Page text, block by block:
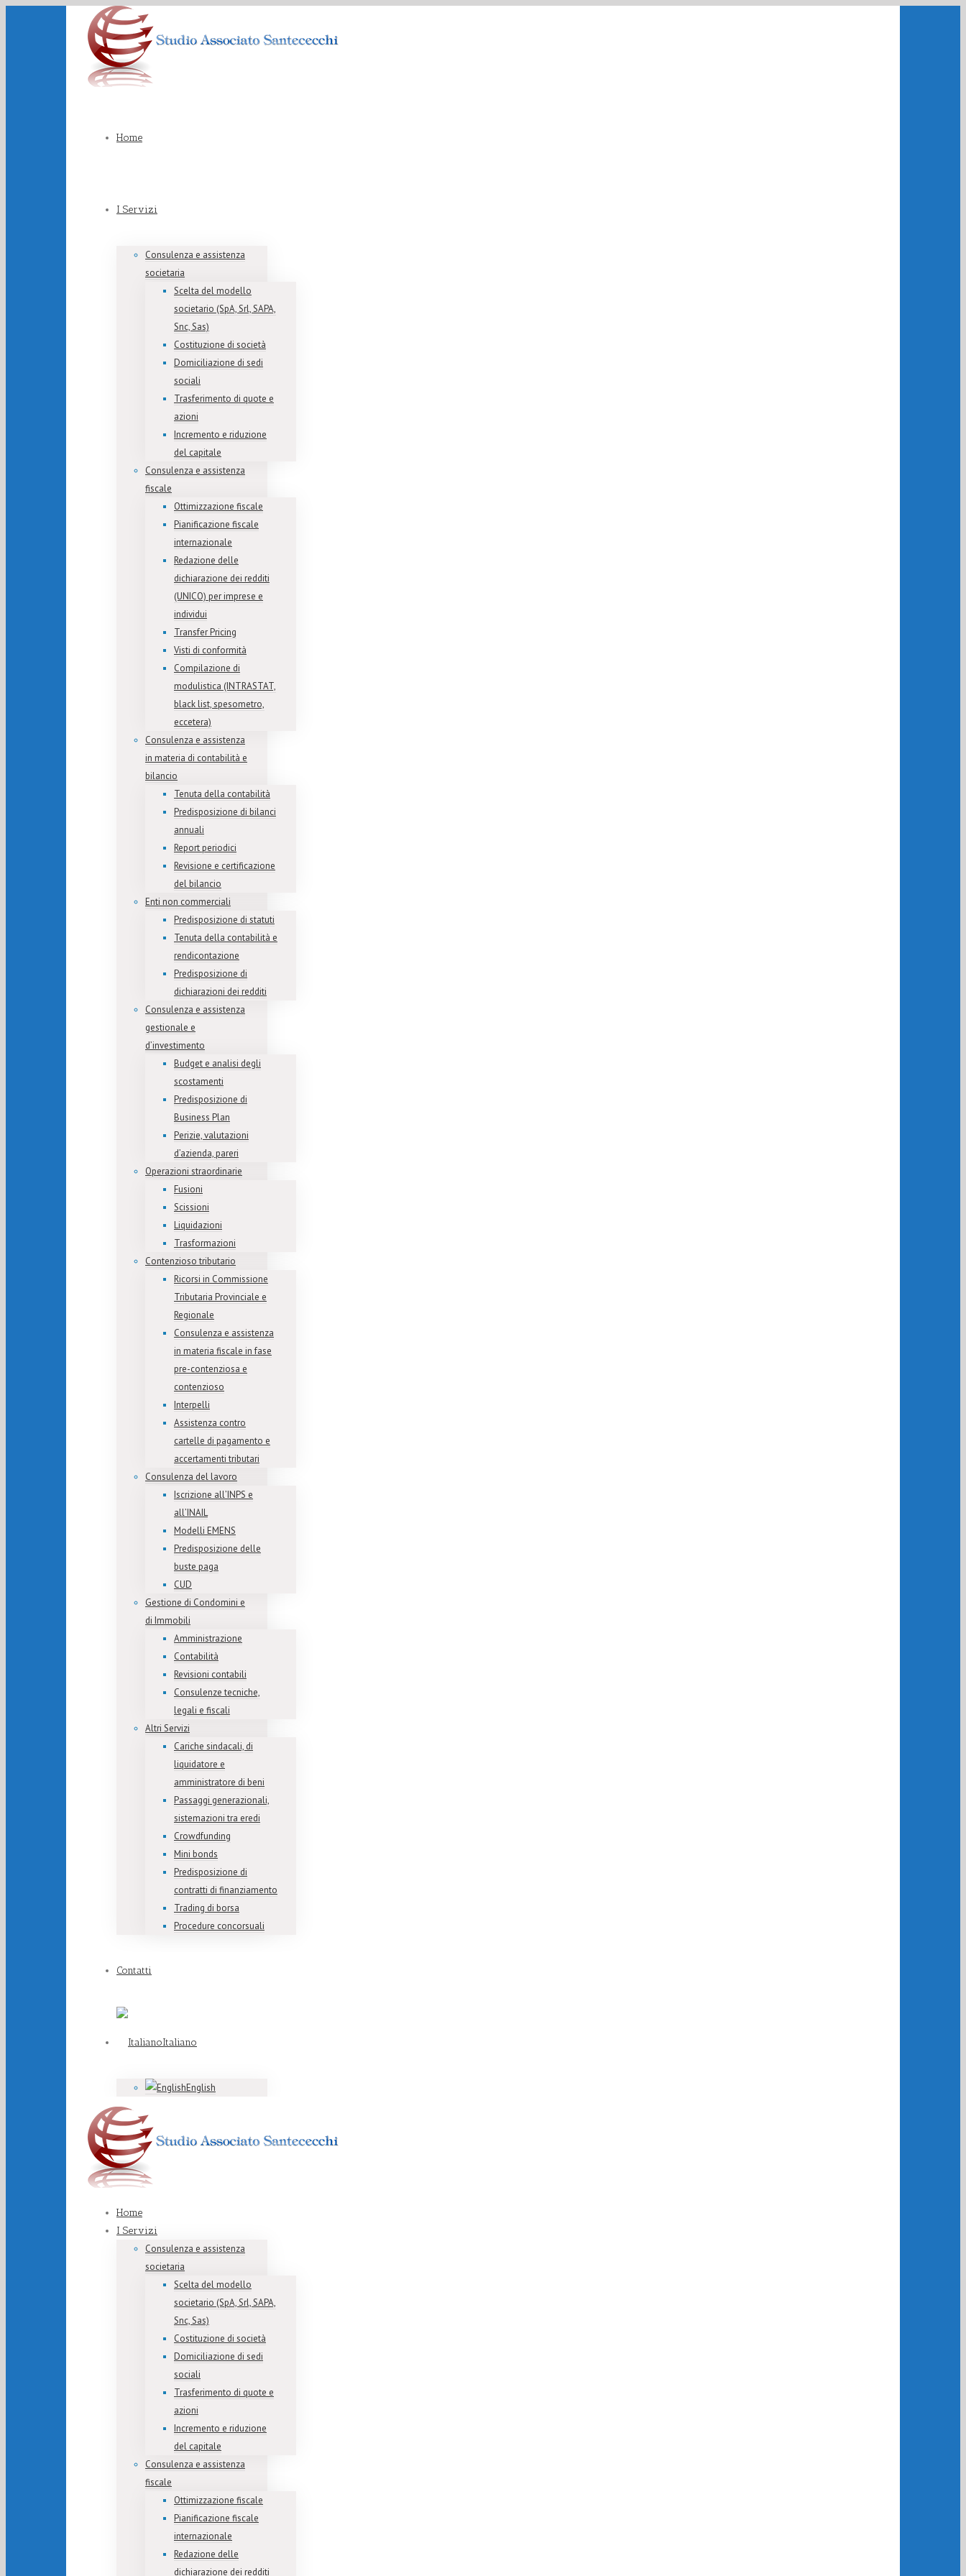
Home
I Servizi
Consulenza e assistenza
societaria
Scelta del modello
societario (SpA, Srl, SAPA,
Snc, Sas)
Costituzione di società
Domiciliazione di sedi
sociali
Trasferimento di quote e
azioni
Incremento e riduzione
del capitale
Consulenza e assistenza
fiscale
Ottimizzazione fiscale
Pianificazione fiscale
internazionale
Redazione delle
dichiarazione dei redditi
(UNICO) per imprese e
individui
Transfer Pricing
Visti di conformità
Compilazione di
modulistica (INTRASTAT,
black list, spesometro,
eccetera)
Consulenza e assistenza
in materia di contabilità e
bilancio
Tenuta della contabilità
Predisposizione di bilanci
annuali
Report periodici
Revisione e certificazione
del bilancio
Enti non commerciali
Predisposizione di statuti
Tenuta della contabilità e
rendicontazione
Predisposizione di
dichiarazioni dei redditi
Consulenza e assistenza
gestionale e
d’investimento
Budget e analisi degli
scostamenti
Predisposizione di
Business Plan
Perizie, valutazioni
d’azienda, pareri
Operazioni straordinarie
Fusioni
Scissioni
Liquidazioni
Trasformazioni
Contenzioso tributario
Ricorsi in Commissione
Tributaria Provinciale e
Regionale
Consulenza e assistenza
in materia fiscale in fase
pre-contenziosa e
contenzioso
Interpelli
Assistenza contro
cartelle di pagamento e
accertamenti tributari
Consulenza del lavoro
Iscrizione all’INPS e
all’INAIL
Modelli EMENS
Predisposizione delle
buste paga
CUD
Gestione di Condomini e
di Immobili
Amministrazione
Contabilità
Revisioni contabili
Consulenze tecniche,
legali e fiscali
Altri Servizi
Cariche sindacali, di
liquidatore e
amministratore di beni
Passaggi generazionali,
sistemazioni tra eredi
Crowdfunding
Mini bonds
Predisposizione di
contratti di finanziamento
Trading di borsa
Procedure concorsuali
Contatti
Italiano
English
Home
I Servizi
Consulenza e assistenza
societaria
Scelta del modello
societario (SpA, Srl, SAPA,
Snc, Sas)
Costituzione di società
Domiciliazione di sedi
sociali
Trasferimento di quote e
azioni
Incremento e riduzione
del capitale
Consulenza e assistenza
fiscale
Ottimizzazione fiscale
Pianificazione fiscale
internazionale
Redazione delle
dichiarazione dei redditi